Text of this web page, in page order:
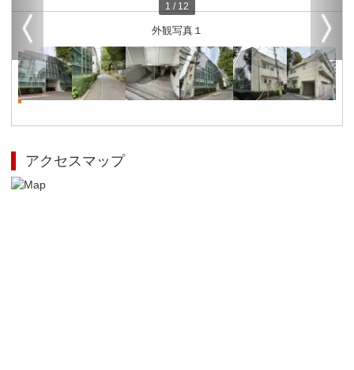
外観写真１
1 / 12
アクセスマップ